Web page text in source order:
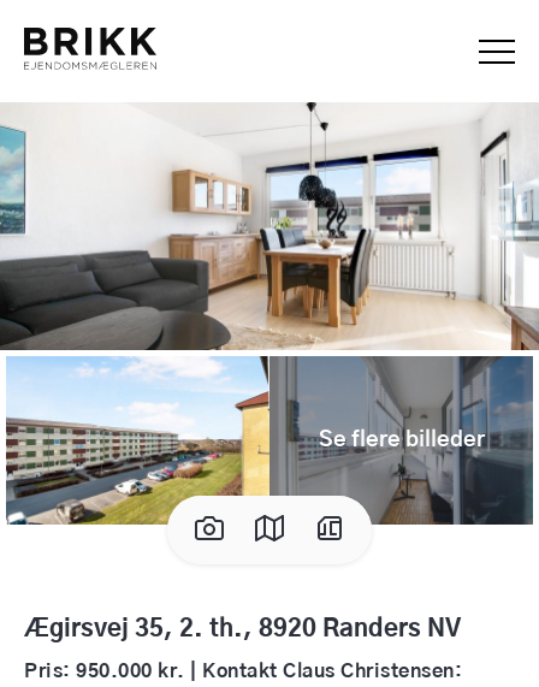
Se flere billeder
Ægirsvej 35, 2. th., 8920 Randers NV
Pris: 950.000 kr. | Kontakt Claus Christensen: